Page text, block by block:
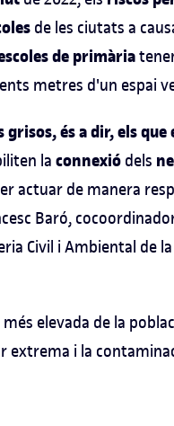
de les ciutats a
de primària
metres d'un espai
és a dir, els
la connexió dels
actuar de manera
Baró,
Civil i Ambiental de la
elevada de la
extrema i la